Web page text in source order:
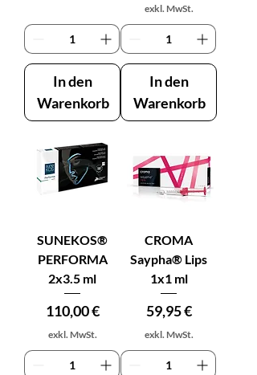
In den
Warenkorb
exkl. MwSt.
In den
Warenkorb
SUNEKOS®
PERFORMA
2x3.5 ml
Preis
110,00 €
exkl. MwSt.
CROMA
Saypha® Lips
1x1 ml
Preis
59,95 €
exkl. MwSt.